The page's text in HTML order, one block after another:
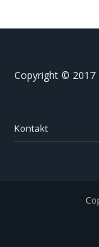
Copyright © 2017
Kontakt